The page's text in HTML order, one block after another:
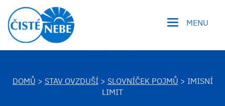
MENU
DOMŮ > STAV OVZDUŠÍ> SLOVNÍČEK POJMŮ > IMISNÍ
LIMIT